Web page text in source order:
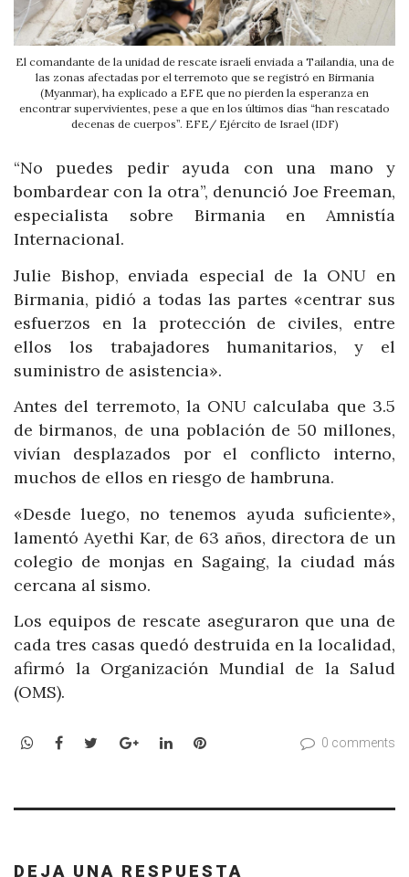
El comandante de la unidad de rescate israelí enviada a Tailandia, una de
las zonas afectadas por el terremoto que se registró en Birmania
(Myanmar), ha explicado a EFE que no pierden la esperanza en
encontrar supervivientes, pese a que en los últimos días “han rescatado
decenas de cuerpos”. EFE/ Ejército de Israel (IDF)
“No puedes pedir ayuda con una mano y
bombardear con la otra”, denunció Joe Freeman,
especialista sobre Birmania en Amnistía
Internacional.
Julie Bishop, enviada especial de la ONU en
Birmania, pidió a todas las partes «centrar sus
esfuerzos en la protección de civiles, entre
ellos los trabajadores humanitarios, y el
suministro de asistencia».
Antes del terremoto, la ONU calculaba que 3.5
de birmanos, de una población de 50 millones,
vivían desplazados por el conflicto interno,
muchos de ellos en riesgo de hambruna.
«Desde luego, no tenemos ayuda suficiente»,
lamentó Ayethi Kar, de 63 años, directora de un
colegio de monjas en Sagaing, la ciudad más
cercana al sismo.
Los equipos de rescate aseguraron que una de
cada tres casas quedó destruida en la localidad,
afirmó la Organización Mundial de la Salud
(OMS).
WhatsApp
Facebook
TwitterGoogle+LinkedInPinterest 0 comments
DEJA UNA RESPUESTA